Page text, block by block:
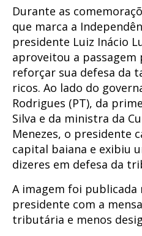
Durante as
que marca a
presidente Luiz Inácio
aproveitou a passagem
reforçar sua defesa da
ricos. Ao lado do
Rodrigues (PT), da
Silva e da ministra da
Menezes, o presidente
capital baiana e exibiu
dizeres em defesa da
A imagem foi publicada
presidente com a
tributária e menos